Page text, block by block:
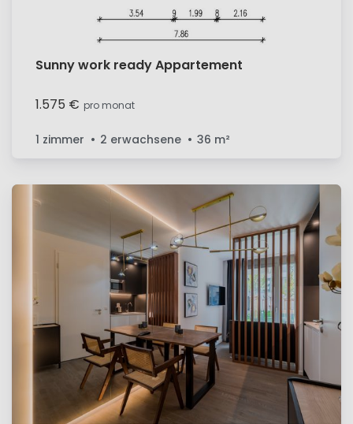
Sunny work ready Appartement
1.575 € pro monat
1 zimmer 2 erwachsene 36 m²